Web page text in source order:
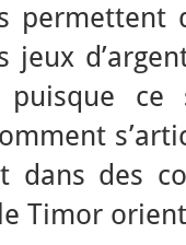
jeux
ce
dans des
Timor